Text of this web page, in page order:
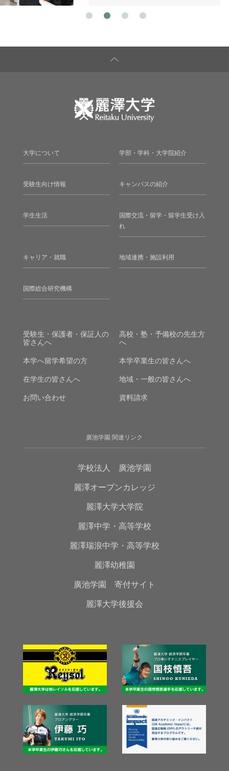
大学について 学部・学科・大学院紹介
受験生向け情報 キャンパスの紹介
学生生活
国際交流・留学・留学生受け入
れ
キャリア・就職 地域連携・施設利用
国際総合研究機構
受験生・保護者・保証人の
皆さんへ
高校・塾・予備校の先生方
へ
本学へ留学希望の方 本学卒業生の皆さんへ
在学生の皆さんへ 地域・一般の皆さんへ
お問い合わせ 資料請求
廣池学園 関連リンク
学校法人 廣池学園
麗澤オープンカレッジ
麗澤大学大学院
麗澤中学・高等学校
麗澤瑞浪中学・高等学校
麗澤幼稚園
廣池学園 寄付サイト
麗澤大学後援会